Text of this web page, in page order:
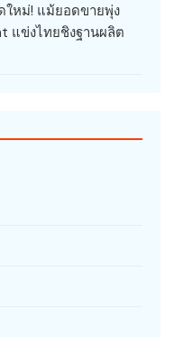
ใหม่! แม้ยอดขายพุ่ง
แข่งไทยชิงฐานผลิต